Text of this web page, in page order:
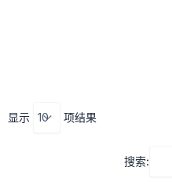
显示 项结果
搜索: